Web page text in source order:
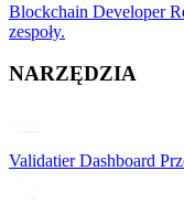
Blockchain Developer
zespoły.
NARZĘDZIA
Validatier Dashboard